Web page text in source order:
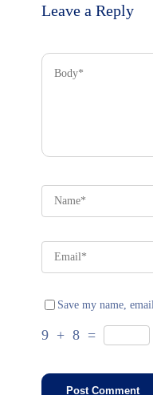
Leave a Reply
Save my name,
9 + 8 =